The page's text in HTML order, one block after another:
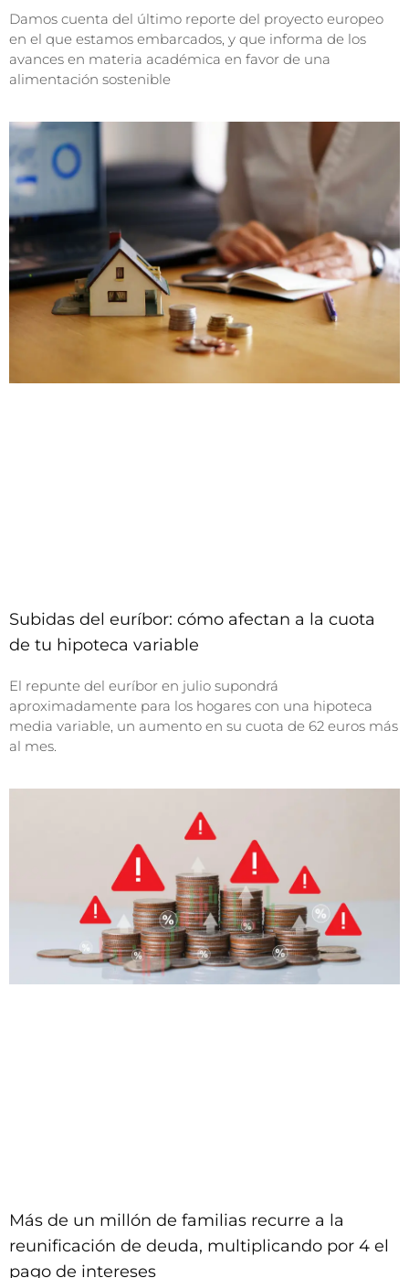
Damos cuenta del último reporte del proyecto europeo
en el que estamos embarcados, y que informa de los
avances en materia académica en favor de una
alimentación sostenible
Subidas del euríbor: cómo afectan a la cuota
de tu hipoteca variable
El repunte del euríbor en julio supondrá
aproximadamente para los hogares con una hipoteca
media variable, un aumento en su cuota de 62 euros más
al mes.
Más de un millón de familias recurre a la
reunificación de deuda, multiplicando por 4 el
pago de intereses